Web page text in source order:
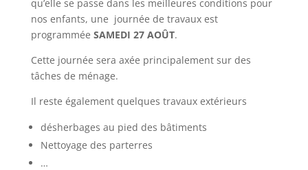
qu’elle se passe dans les meilleures conditions pour
nos enfants, une journée de travaux est
programmée SAMEDI 27 AOÛT.
Cette journée sera axée principalement sur des
tâches de ménage.
Il reste également quelques travaux extérieurs
désherbages au pied des bâtiments
Nettoyage des parterres
…